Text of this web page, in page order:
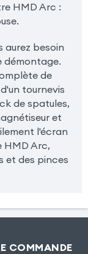
HMD Arc :
aurez besoin
démontage.
de
tournevis
de spatules,
et
l'écran
HMD Arc,
et des pinces
COMMANDE